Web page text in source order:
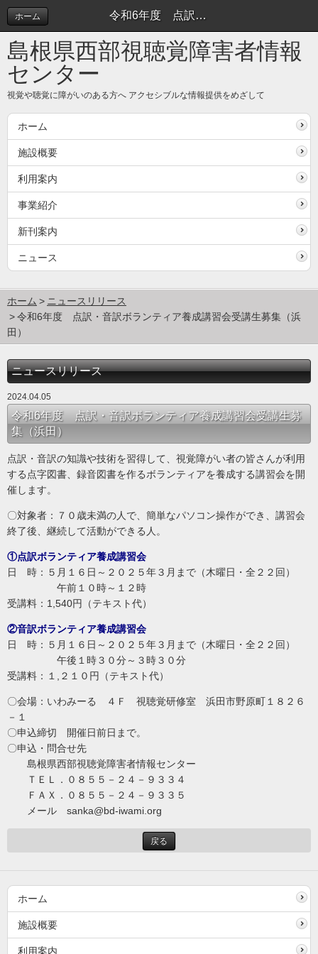
令和6年度 点訳・音訳ボランティア養成講習会受講生募集（浜田） | ニュースリリース
ホーム
島根県西部視聴覚障害者情報
センター
視覚や聴覚に障がいのある方へ アクセシブルな情報提供をめざして
ホーム
施設概要
利用案内
事業紹介
新刊案内
ニュース
ホーム
ニュースリリース
令和6年度 点訳・音訳ボランティア養成講習会受講生募集（浜
田）
ニュースリリース
2024.04.05
令和6年度 点訳・音訳ボランティア養成講習会受講生募
集（浜田）
点訳・音訳の知識や技術を習得して、視覚障がい者の皆さんが利用
する点字図書、録音図書を作るボランティアを養成する講習会を開
催します。
〇対象者：７０歳未満の人で、簡単なパソコン操作ができ、講習会
終了後、継続して活動ができる人。
①点訳ボランティア養成講習会
日 時：５月１６日～２０２５年３月まで（木曜日・全２２回）
午前１０時～１２時
受講料：1,540円（テキスト代）
②音訳ボランティア養成講習会
日 時：５月１６日～２０２５年３月まで（木曜日・全２２回）
午後１時３０分～３時３０分
受講料：１,２１０円（テキスト代）
〇会場：いわみーる ４Ｆ 視聴覚研修室 浜田市野原町１８２６
－１
〇申込締切 開催日前日まで。
〇申込・問合せ先
島根県西部視聴覚障害者情報センター
ＴＥＬ．０８５５－２４－９３３４
ＦＡＸ．０８５５－２４－９３３５
メール sanka@bd-iwami.org
戻る
ホーム
施設概要
利用案内